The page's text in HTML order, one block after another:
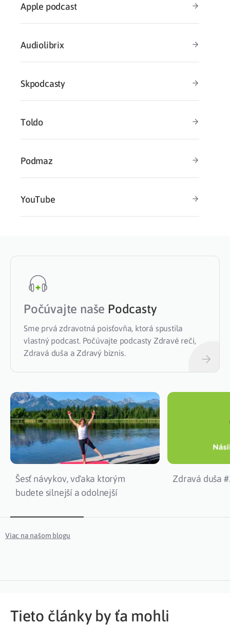
Apple podcast
Audiolibrix
Skpodcasty
Toldo
Podmaz
YouTube
Počúvajte naše Podcasty
Sme prvá zdravotná poisťovňa, ktorá spustila
vlastný podcast. Počúvajte podcasty Zdravé reči,
Zdravá duša a Zdravý biznis.
Šesť návykov, vďaka ktorým
budete silnejší a odolnejší
Zdravá duša
Viac na našom blogu
Tieto články by ťa mohli